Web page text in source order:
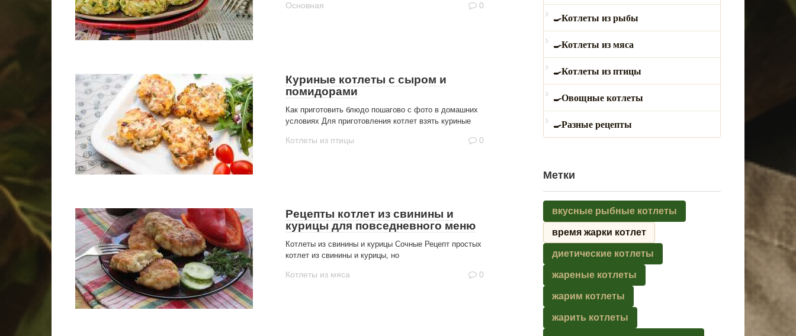
Основная 0
Куриные котлеты с сыром и
помидорами
Как приготовить блюдо пошагово с фото в домашних
условиях Для приготовления котлет взять куриные
Котлеты из птицы 0
Рецепты котлет из свинины и
курицы для повседневного меню
Котлеты из свинины и курицы Сочные Рецепт простых
котлет из свинины и курицы, но
Котлеты из мяса 0
Котлеты из рыбы
Котлеты из мяса
Котлеты из птицы
Овощные котлеты
Разные рецепты
Метки
вкусные рыбные котлеты
время жарки котлет
диетические котлеты
жареные котлеты
жарим котлеты
жарить котлеты